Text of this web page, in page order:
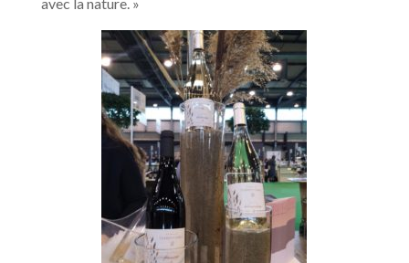
avec la nature. »